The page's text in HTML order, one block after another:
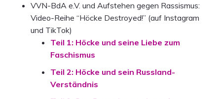
VVN-BdA e.V. und Aufstehen gegen Rassismus:
Video-Reihe “Höcke Destroyed!” (auf Instagram
und TikTok)
Teil 1: Höcke und seine Liebe zum
Faschismus
Teil 2: Höcke und sein Russland-
Verständnis